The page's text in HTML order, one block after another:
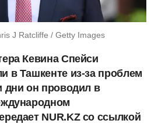
J Ratcliffe / Getty Images
Кевина Спейси
в Ташкенте из-за проблем
дни он проводил в
NUR.KZ со ссылкой